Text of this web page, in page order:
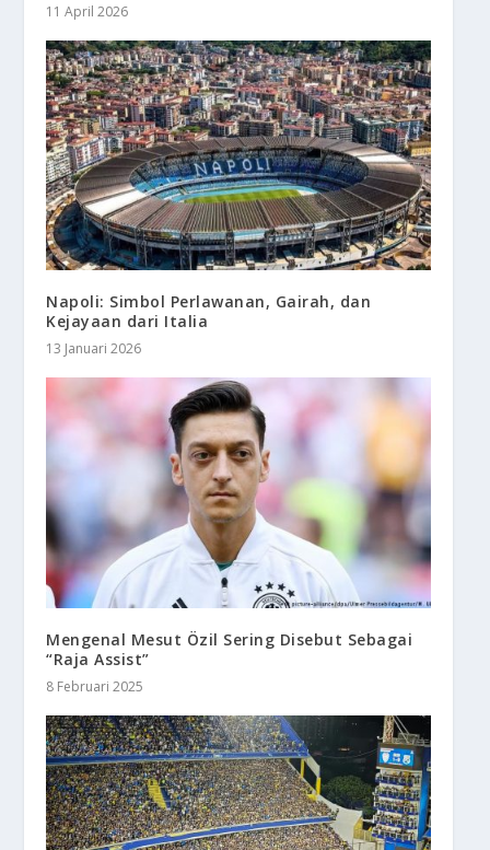
11 April 2026
Napoli: Simbol Perlawanan, Gairah, dan
Kejayaan dari Italia
13 Januari 2026
Mengenal Mesut Özil Sering Disebut Sebagai
“Raja Assist”
8 Februari 2025